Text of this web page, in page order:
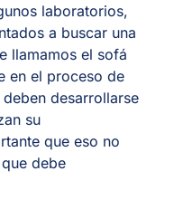
laboratorios,
a buscar una
llamamos el sofá
en el proceso de
desarrollarse
su
que eso no
debe